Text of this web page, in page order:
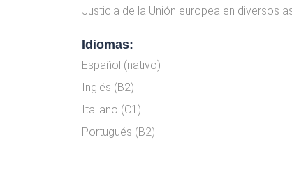
Justicia de la Unión europea en diversos
Idiomas:
Español (nativo)
Inglés (B2)
Italiano (C1)
Portugués (B2).